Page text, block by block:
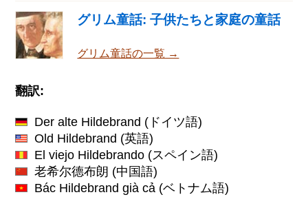
グリム童話: 子供たちと家庭の童話
グリム童話の一覧 →
翻訳:
Der alte Hildebrand (ドイツ語)
Old Hildebrand (英語)
El viejo Hildebrando (スペイン語)
老希尔德布朗 (中国語)
Bác Hildebrand già cả (ベトナム語)